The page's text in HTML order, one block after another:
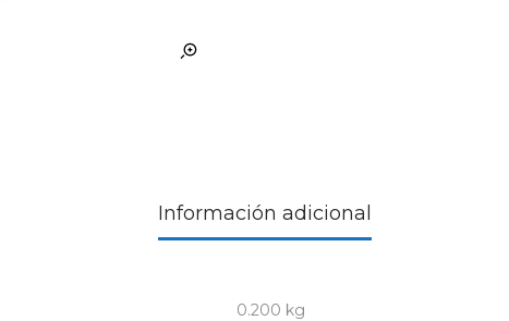
Información adicional
0.200 kg